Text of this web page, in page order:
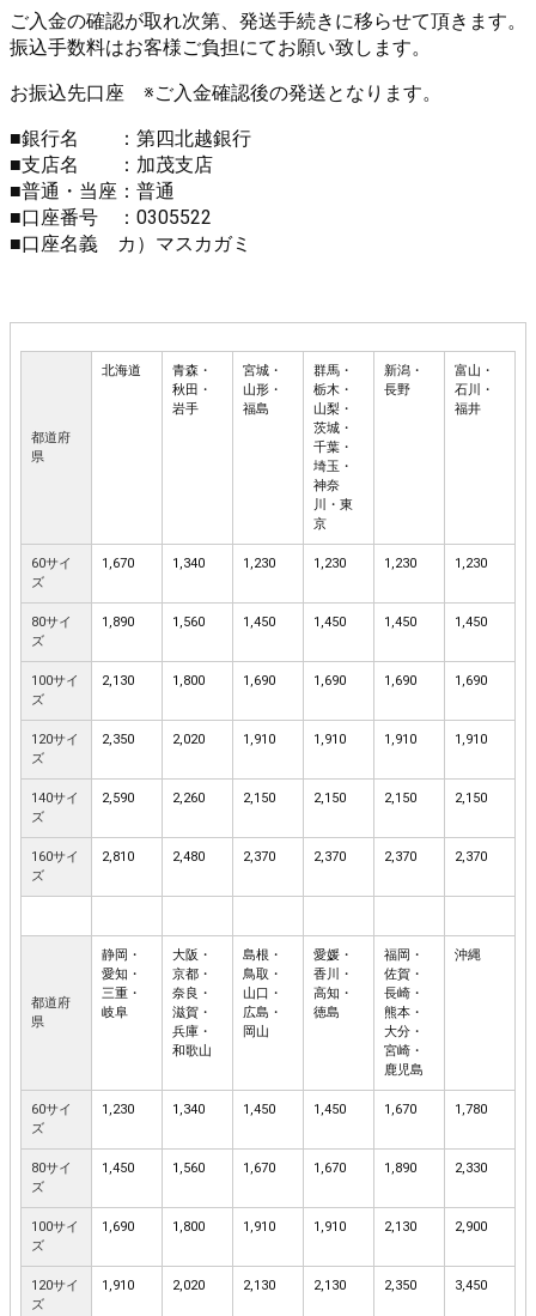
ご入金の確認が取れ次第、発送手続きに移らせて頂きます。
振込手数料はお客様ご負担にてお願い致します。
お振込先口座 ※ご入金確認後の発送となります。
■銀行名 ：第四北越銀行
■支店名 ：加茂支店
■普通・当座：普通
■口座番号 ：0305522
■口座名義 カ）マスカガミ
都道府
県
北海道
青森・
秋田・
岩手
宮城・
山形・
福島
群馬・
栃木・
山梨・
茨城・
千葉・
埼玉・
神奈
川・東
京
新潟・
長野
富山・
石川・
福井
60サイ
ズ
1,670 1,340 1,230 1,230 1,230 1,230
80サイ
ズ
1,890 1,560 1,450 1,450 1,450 1,450
100サイ
ズ
2,130 1,800 1,690 1,690 1,690 1,690
120サイ
ズ
2,350 2,020 1,910 1,910 1,910 1,910
140サイ
ズ
2,590 2,260 2,150 2,150 2,150 2,150
160サイ
ズ
2,810 2,480 2,370 2,370 2,370 2,370
都道府
県
静岡・
愛知・
三重・
岐阜
大阪・
京都・
奈良・
滋賀・
兵庫・
和歌山
島根・
鳥取・
山口・
広島・
岡山
愛媛・
香川・
高知・
徳島
福岡・
佐賀・
長崎・
熊本・
大分・
宮崎・
鹿児島
沖縄
60サイ
ズ
1,230 1,340 1,450 1,450 1,670 1,780
80サイ
ズ
1,450 1,560 1,670 1,670 1,890 2,330
100サイ
ズ
1,690 1,800 1,910 1,910 2,130 2,900
120サイ
ズ
1,910 2,020 2,130 2,130 2,350 3,450